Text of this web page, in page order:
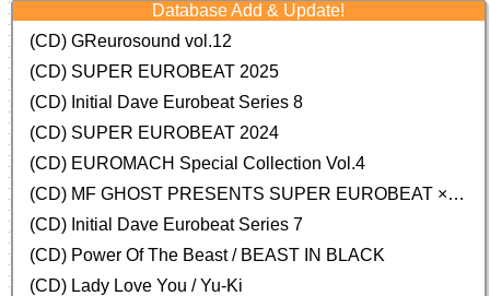
Database Add & Update!
(CD) GReurosound vol.12
(CD) SUPER EUROBEAT 2025
(CD) Initial Dave Eurobeat Series 8
(CD) SUPER EUROBEAT 2024
(CD) EUROMACH Special Collection Vol.4
(CD) MF GHOST PRESENTS SUPER EUROBEAT × ORIGINAL SOUNDTRACK NEW COLLECTION
(CD) Initial Dave Eurobeat Series 7
(CD) Power Of The Beast / BEAST IN BLACK
(CD) Lady Love You / Yu-Ki